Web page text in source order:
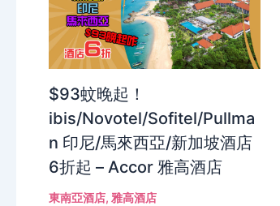
$93蚊晚起！
ibis/Novotel/Sofitel/Pullma
n 印尼/馬來西亞/新加坡酒店
6折起 – Accor 雅高酒店
東南亞酒店, 雅高酒店